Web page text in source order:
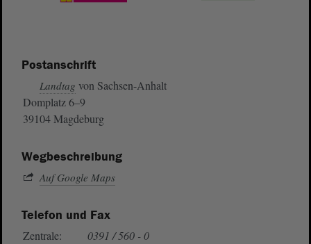
Postanschrift
Landtag von Sachsen-Anhalt
Domplatz 6–9
39104 Magdeburg
Wegbeschreibung
Auf Google Maps
Telefon und Fax
Zentrale:
0391 / 560 - 0